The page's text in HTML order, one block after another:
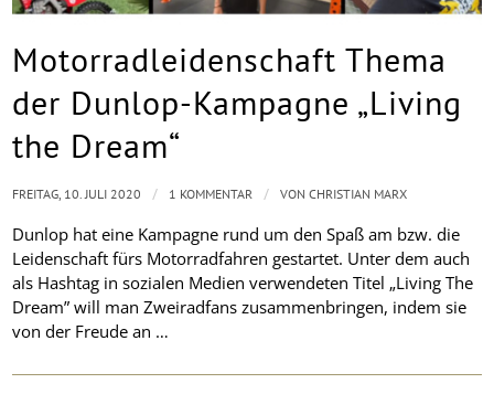
Motorradleidenschaft Thema
der Dunlop-Kampagne „Living
the Dream“
Dunlop hat eine Kampagne rund um den Spaß am bzw. die
Leidenschaft fürs Motorradfahren gestartet. Unter dem auch
als Hashtag in sozialen Medien verwendeten Titel „Living The
Dream” will man Zweiradfans zusammenbringen, indem sie
von der Freude an …
FREITAG, 10. JULI 2020 / 1 KOMMENTAR / VONCHRISTIAN MARX